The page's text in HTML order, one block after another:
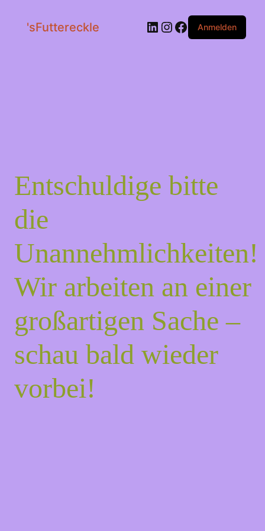
'sFuttereckle LinkedIn
Instagram
Facebook
Anmelden
Entschuldige bitte
die
Unannehmlichkeiten!
Wir arbeiten an einer
großartigen Sache –
schau bald wieder
vorbei!